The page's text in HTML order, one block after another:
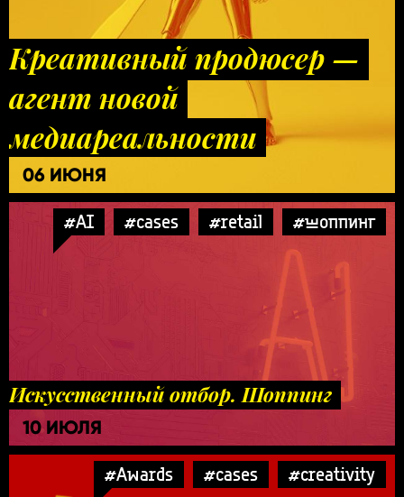
Креативный продюсер —
агент новой
медиареальности
06 ИЮНЯ
#AI #cases #retail #шоппинг
Искусственный отбор. Шоппинг
10 ИЮЛЯ
#Awards #cases
#creativity